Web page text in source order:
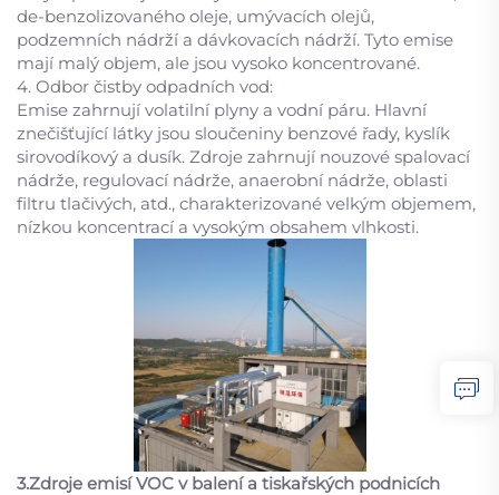
de-benzolizovaného oleje, umývacích olejů,
podzemních nádrží a dávkovacích nádrží. Tyto emise
mají malý objem, ale jsou vysoko koncentrované.
4. Odbor čistby odpadních vod:
Emise zahrnují volatilní plyny a vodní páru. Hlavní
znečišťující látky jsou sloučeniny benzové řady, kyslík
sirovodíkový a dusík. Zdroje zahrnují nouzové spalovací
nádrže, regulovací nádrže, anaerobní nádrže, oblasti
filtru tlačivých, atd., charakterizované velkým objemem,
nízkou koncentrací a vysokým obsahem vlhkosti.
3.Zdroje emisí VOC v balení a tiskařských podnicích